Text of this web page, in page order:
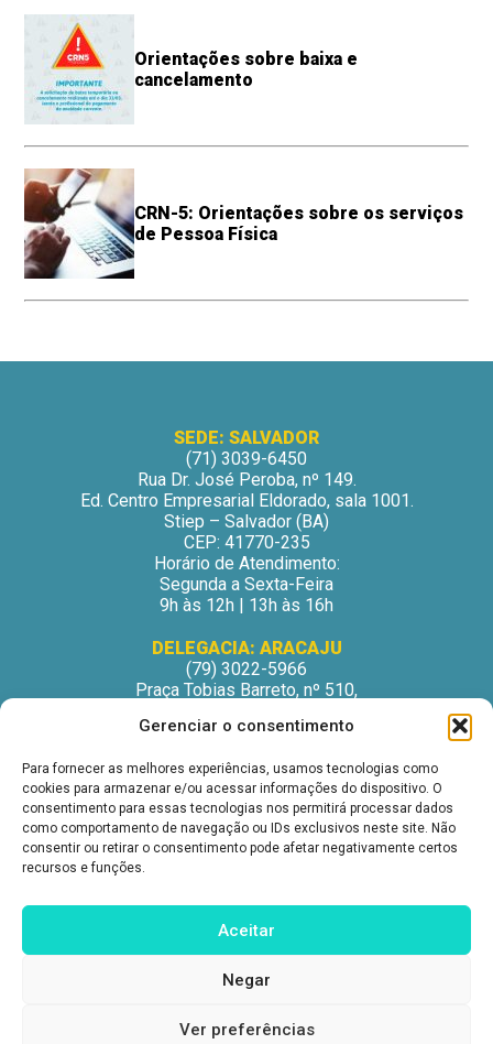
Gerenciar o consentimento
Para fornecer as melhores experiências, usamos tecnologias como
cookies para armazenar e/ou acessar informações do dispositivo. O
consentimento para essas tecnologias nos permitirá processar dados
como comportamento de navegação ou IDs exclusivos neste site. Não
consentir ou retirar o consentimento pode afetar negativamente certos
recursos e funções.
Aceitar
Negar
Ver preferências
Orientações sobre baixa e
cancelamento
CRN-5: Orientações sobre os serviços
de Pessoa Física
SEDE: SALVADOR
(71) 3039-6450
Rua Dr. José Peroba, nº 149.
Ed. Centro Empresarial Eldorado, sala 1001.
Stiep – Salvador (BA)
CEP: 41770-235
Horário de Atendimento:
Segunda a Sexta-Feira
9h às 12h | 13h às 16h
DELEGACIA: ARACAJU
(79) 3022-5966
Praça Tobias Barreto, nº 510,
São José – Aracaju/SE
Horário de Atendimento:
Segunda a Sexta-Feira
9h às 12h | 13h às 16h
DELEGACIA: ITABUNA
Avenida Princesa Isabel, nº 395.
Ed. Itabuna Trade Center, sala 914.
São Caetano – Itabuna (BA)
Horário de Atendimento:
9h às 12h | 13h às 16h